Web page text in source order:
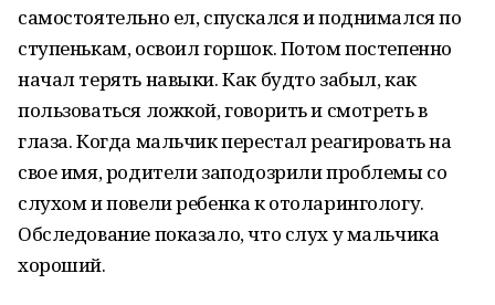
самостоятельно ел, спускался и поднимался по
ступенькам, освоил горшок. Потом постепенно
начал терять навыки. Как будто забыл, как
пользоваться ложкой, говорить и смотреть в
глаза. Когда мальчик перестал реагировать на
свое имя, родители заподозрили проблемы со
слухом и повели ребенка к отоларингологу.
Обследование показало, что слух у мальчика
хороший.